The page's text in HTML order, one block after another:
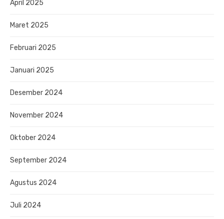
April 2025
Maret 2025
Februari 2025
Januari 2025
Desember 2024
November 2024
Oktober 2024
September 2024
Agustus 2024
Juli 2024